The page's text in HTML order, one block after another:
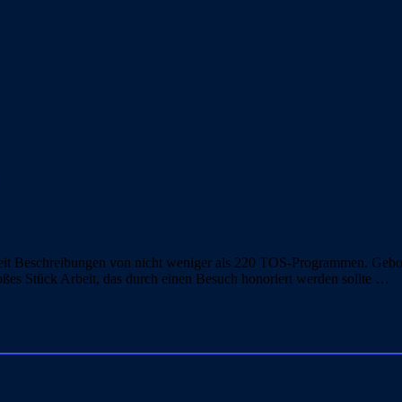
Beschreibungen von nicht weniger als 220 TOS-Programmen.
Stück Arbeit, das durch einen Besuch honoriert werden sollte …